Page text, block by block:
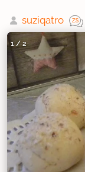
suziqatro
1 /2